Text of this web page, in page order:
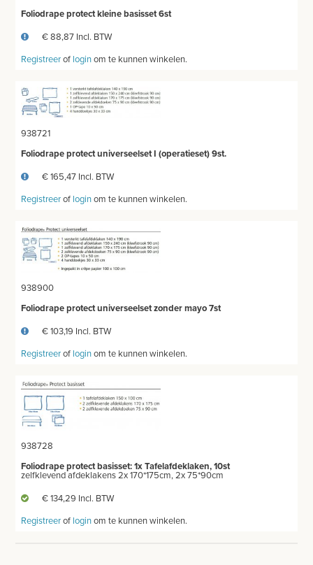
OPERATIEKLOMPEN
OPERATIETOEBEHOREN
GELAATSCHERM
THUISZORG
VERBRUIKSMATERIAAL
INSTRUMENTEN - INOX GERIEF
TWEEDEHANDS - LIQUIDATIE
Foliodrape protect kleine basisset 6st
€ 88,87 Incl. BTW
Registreerof loginom te kunnen winkelen.
938721
Foliodrape protect universeelset I (operatieset) 9st.
€ 165,47 Incl. BTW
Registreerof loginom te kunnen winkelen.
938900
Foliodrape protect universeelset zonder mayo 7st
€ 103,19 Incl. BTW
Registreerof loginom te kunnen winkelen.
938728
Foliodrape protect basisset: 1x Tafelafdeklaken, 10st
zelfklevend afdeklakens 2x 170*175cm, 2x 75*90cm
€ 134,29 Incl. BTW
Registreerof loginom te kunnen winkelen.